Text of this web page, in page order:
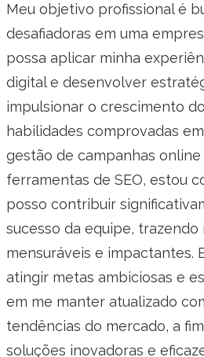
Meu objetivo profissional é
desafiadoras em uma
possa aplicar minha
digital e desenvolver
impulsionar o crescimento
habilidades comprovadas
gestão de campanhas
ferramentas de SEO, estou
posso contribuir
sucesso da equipe, trazendo
mensuráveis e impactantes.
atingir metas ambiciosas e
em me manter atualizado
tendências do mercado, a
soluções inovadoras e